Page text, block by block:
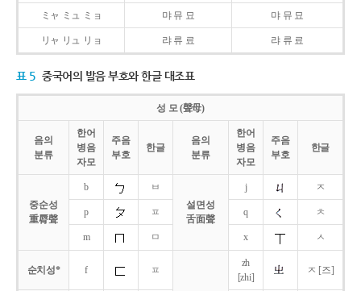
ミャ ミュ ミョ 먀 뮤 묘 먀 뮤 묘
リャ リュ リョ 랴 류 료 랴 류 료
표 5 중국어의 발음 부호와 한글 대조표
성 모 (聲母)
음의
분류
한어
병음
자모
주음
부호
한글
음의
분류
한어
병음
자모
주음
부호
한글
중순성
重脣聲
b
ㅂ
설면성
舌面聲
j ㅈ
p ㅍ q ㅊ
m ㅁ x ㅅ
순치성* f ㅍ
zh
[zhi]
ㅈ [즈]